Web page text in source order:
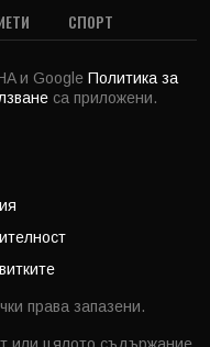
СПОРТ
и Google Политика за
са приложени.
права запазени.